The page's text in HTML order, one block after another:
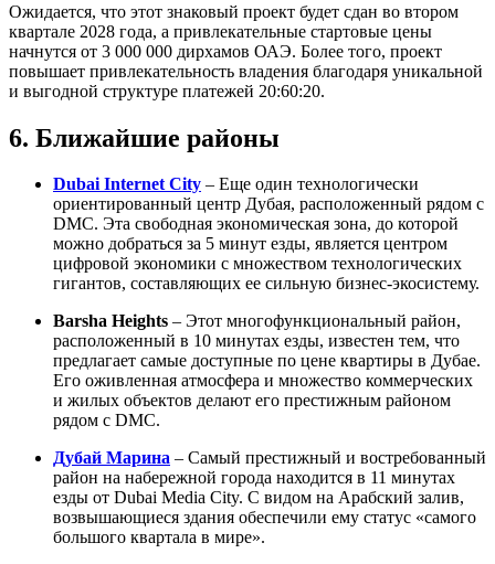
Ожидается, что этот знаковый проект будет сдан во втором
квартале 2028 года, а привлекательные стартовые цены
начнутся от 3 000 000 дирхамов ОАЭ. Более того, проект
повышает привлекательность владения благодаря уникальной
и выгодной структуре платежей 20:60:20.
6. Ближайшие районы
Dubai Internet City – Еще один технологически
ориентированный центр Дубая, расположенный рядом с
DMC. Эта свободная экономическая зона, до которой
можно добраться за 5 минут езды, является центром
цифровой экономики с множеством технологических
гигантов, составляющих ее сильную бизнес-экосистему.
Barsha Heights – Этот многофункциональный район,
расположенный в 10 минутах езды, известен тем, что
предлагает самые доступные по цене квартиры в Дубае.
Его оживленная атмосфера и множество коммерческих
и жилых объектов делают его престижным районом
рядом с DMC.
Дубай Марина – Самый престижный и востребованный
район на набережной города находится в 11 минутах
езды от Dubai Media City. С видом на Арабский залив,
возвышающиеся здания обеспечили ему статус «самого
большого квартала в мире».